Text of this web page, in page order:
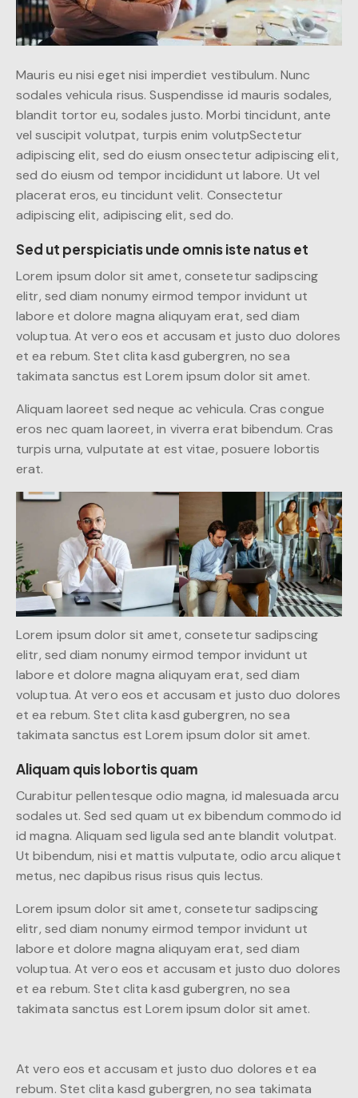
Mauris eu nisi eget nisi imperdiet vestibulum. Nunc
sodales vehicula risus. Suspendisse id mauris sodales,
blandit tortor eu, sodales justo. Morbi tincidunt, ante
vel suscipit volutpat, turpis enim volutpSectetur
adipiscing elit, sed do eiusm onsectetur adipiscing elit,
sed do eiusm od tempor incididunt ut labore. Ut vel
placerat eros, eu tincidunt velit. Consectetur
adipiscing elit, adipiscing elit, sed do.
Sed ut perspiciatis unde omnis iste natus et
Lorem ipsum dolor sit amet, consetetur sadipscing
elitr, sed diam nonumy eirmod tempor invidunt ut
labore et dolore magna aliquyam erat, sed diam
voluptua. At vero eos et accusam et justo duo dolores
et ea rebum. Stet clita kasd gubergren, no sea
takimata sanctus est Lorem ipsum dolor sit amet.
Aliquam laoreet sed neque ac vehicula. Cras congue
eros nec quam laoreet, in viverra erat bibendum. Cras
turpis urna, vulputate at est vitae, posuere lobortis
erat.
Lorem ipsum dolor sit amet, consetetur sadipscing
elitr, sed diam nonumy eirmod tempor invidunt ut
labore et dolore magna aliquyam erat, sed diam
voluptua. At vero eos et accusam et justo duo dolores
et ea rebum. Stet clita kasd gubergren, no sea
takimata sanctus est Lorem ipsum dolor sit amet.
Aliquam quis lobortis quam
Curabitur pellentesque odio magna, id malesuada arcu
sodales ut. Sed sed quam ut ex bibendum commodo id
id magna. Aliquam sed ligula sed ante blandit volutpat.
Ut bibendum, nisi et mattis vulputate, odio arcu aliquet
metus, nec dapibus risus risus quis lectus.
Lorem ipsum dolor sit amet, consetetur sadipscing
elitr, sed diam nonumy eirmod tempor invidunt ut
labore et dolore magna aliquyam erat, sed diam
voluptua. At vero eos et accusam et justo duo dolores
et ea rebum. Stet clita kasd gubergren, no sea
takimata sanctus est Lorem ipsum dolor sit amet.
At vero eos et accusam et justo duo dolores et ea
rebum. Stet clita kasd gubergren, no sea takimata